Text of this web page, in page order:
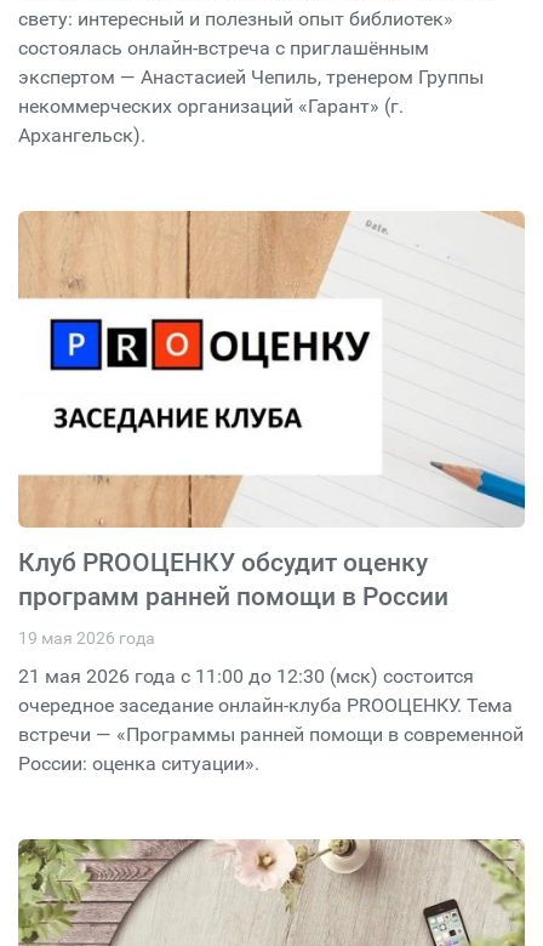
свету: интересный и полезный опыт библиотек»
состоялась онлайн-встреча с приглашённым
экспертом — Анастасией Чепиль, тренером Группы
некоммерческих организаций «Гарант» (г.
Архангельск).
Клуб PROОЦЕНКУ обсудит оценку
программ ранней помощи в России
19 мая 2026 года
21 мая 2026 года с 11:00 до 12:30 (мск) состоится
очередное заседание онлайн-клуба PROОЦЕНКУ. Тема
встречи — «Программы ранней помощи в современной
России: оценка ситуации».